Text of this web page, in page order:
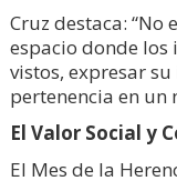
Cruz destaca: “No
espacio donde
vistos, expresar
pertenencia en un
El Valor Social y
El Mes de la